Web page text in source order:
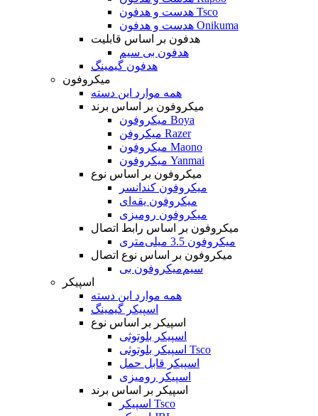
هدست و هدفون Tsco
هدست و هدفون Onikuma
هدفون بر اساس قابلیت
هدفون بی سیم
هدفون گیمینگ
میکروفون
همه موارد این دسته
میکروفون بر اساس برند
میکروفون Boya
میکروفن Razer
میکروفون Maono
میکروفون Yanmai
میکروفون بر اساس نوع
میکروفون کندانسر
میکروفون یقه‌ای
میکروفون رومیزی
میکروفون بر اساس رابط اتصال
میکروفون 3.5 میلی‌متری
میکروفون بر اساس نوع اتصال
میکروفون بی‌‎سیم
اسپیکر
همه موارد این دسته
اسپیکر گیمینگ
اسپیکر بر اساس نوع
اسپیکر بلوتوثی
اسپیکر بلوتوثی Tsco
اسپیکر قابل حمل
اسپیکر رومیزی
اسپیکر بر اساس برند
اسپیکر Tsco